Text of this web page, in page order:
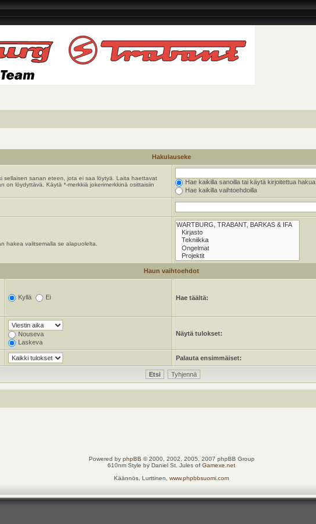
Hakulauseke
sellaisen sanan eteen, jota ei saa löytyä. Laita haettavat
on löydyttävä. Käytä *-merkkiä jokerimerkkinä osittaisiin
Hae kaikilla sanoilla tai käytä kirjoitettua hakua
Hae kaikilla vaihtoehdoilla
hakea valitsemalla se alapuolelta.
Haun vaihtoehdot
Kyllä Ei Hae täältä:
Nouseva
Laskeva
Näytä tulokset:
Palauta ensimmäiset:
Powered by phpBB © 2000, 2002, 2005, 2007 phpBB Group
610nm Style by Daniel St. Jules ofGamexe.net
Käännös, Lurttinen,www.phpbbsuomi.com